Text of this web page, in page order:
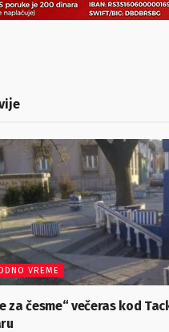
VREME
za česme“ večeras kod